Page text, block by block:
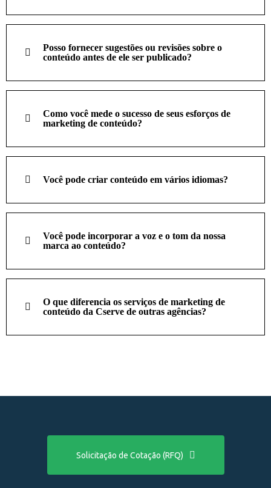
Posso fornecer sugestões ou revisões sobre o
conteúdo antes de ele ser publicado?
Como você mede o sucesso de seus esforços de
marketing de conteúdo?
Você pode criar conteúdo em vários idiomas?
Você pode incorporar a voz e o tom da nossa
marca ao conteúdo?
O que diferencia os serviços de marketing de
conteúdo da Cserve de outras agências?
Solicitação de Cotação (RFQ)